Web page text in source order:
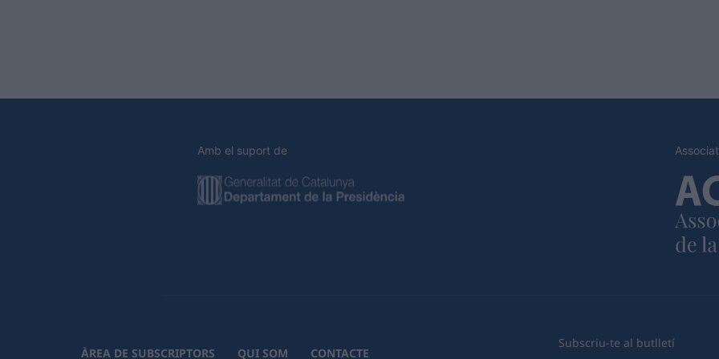
Amb el suport de
ÀREA DE SUBSCRIPTORS QUI SOM CONTACTE
Subscriu-te al butlletí